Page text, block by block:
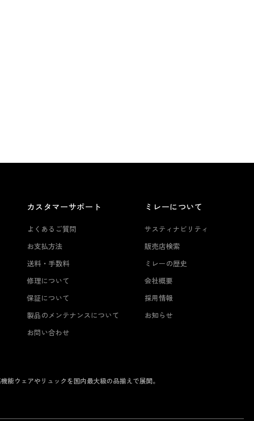
カスタマーサポート
よくあるご質問
お支払方法
送料・手数料
修理について
保証について
製品のメンテナンスについて
お問い合わせ
ミレーについて
サスティナビリティ
販売店検索
ミレーの歴史
会社概要
採用情報
お知らせ
ウェアやリュックを国内最大級の品揃えで展開。